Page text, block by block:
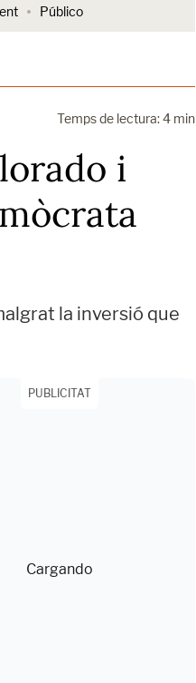
Público
Temps de lectura: 4 min
i
la inversió que
PUBLICITAT